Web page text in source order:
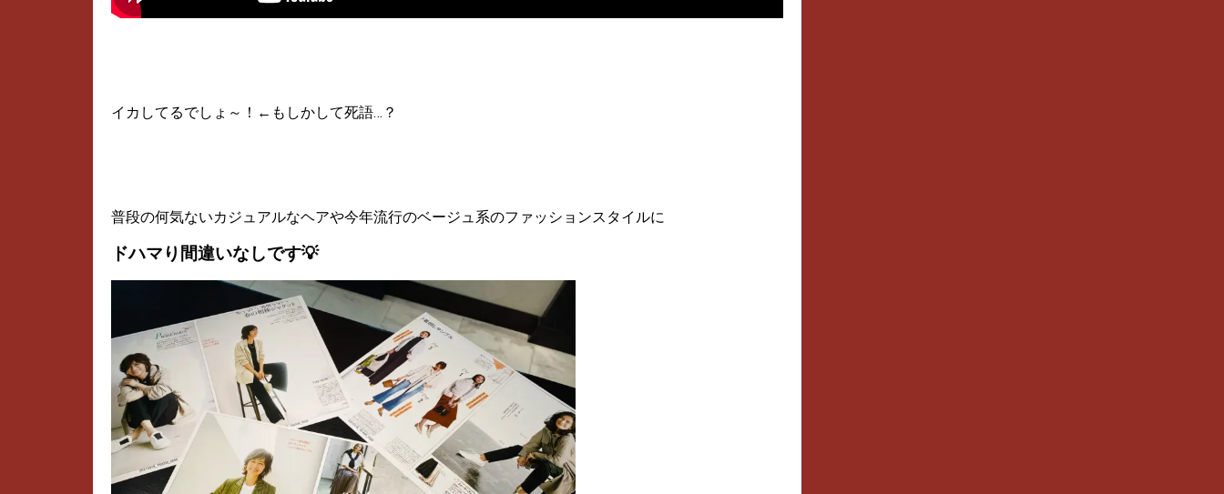
イカしてるでしょ～！←もしかして死語…？
普段の何気ないカジュアルなヘアや今年流行のベージュ系のファッションスタイルに
ドハマり間違いなしです💡